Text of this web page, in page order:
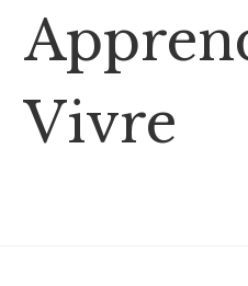
content
Vivre